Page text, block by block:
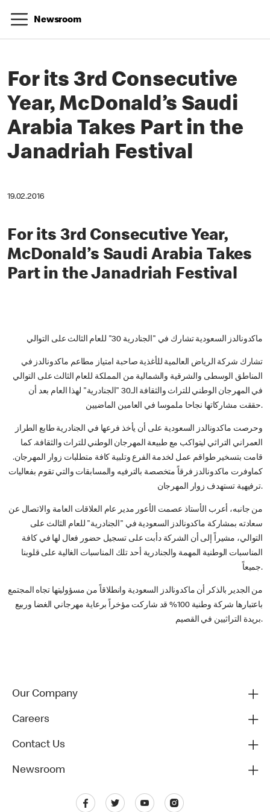
Newsroom
For its 3rd Consecutive
Year, McDonald’s Saudi
Arabia Takes Part in the
Janadriah Festival
19.02.2016
For its 3rd Consecutive Year,
McDonald’s Saudi Arabia Takes
Part in the Janadriah Festival
ماكدونالدز السعودية تشارك في "الجنادرية 30" للعام الثالث على التوالي
تشارك شركة الرياض العالمية للأغذية صاحبة امتياز مطاعم ماكدونالدز في
المناطق الوسطى والشرقية والشمالية من المملكة للعام الثالث على التوالي
في المهرجان الوطني للتراث والثقافة الـ30 "الجنادرية" لهذا العام بعد أن
حققت مشاركاتها نجاحا ملموسا في العامين الماضيين.
وحرصت ماكدونالدز السعودية على أن يأخذ فرعها في الجنادرية طابع الطراز
العمراني التراثي ليتواكب مع طبيعة المهرجان الوطني للتراث والثقافة. كما
قامت بتسخير طواقم عمل لخدمة الفرع وتلبية كافة متطلبات زوار المهرجان.
كماوفرت ماكدونالدز فرقاً متخصصة بالترفيه والمسابقات والتي تقوم بفعاليات
ترفيهية تستهدف زوار المهرجان.
من جانبه، أعرب الأستاذ عصمت الأعور مدير عام العلاقات العامة والاتصال عن
سعادته بمشاركة ماكدونالدز السعودية في "الجنادرية" للعام الثالث على
التوالي، مشيراً إلى أن الشركة دأبت على تسجيل حضور فعال لها في كافة
المناسبات الوطنية المهمة والجنادرية أحد تلك المناسبات الغالية على قلوبنا
جميعاً.
من الجدير بالذكر أن ماكدونالدز السعودية وانطلاقاً من مسؤوليتها تجاه المجتمع
باعتبارها شركة وطنية 100% قد شاركت مؤخراً برعاية مهرجاني الغضا وربيع
بريدة التراثيين في القصيم.
Our Company
Careers
Contact Us
Newsroom